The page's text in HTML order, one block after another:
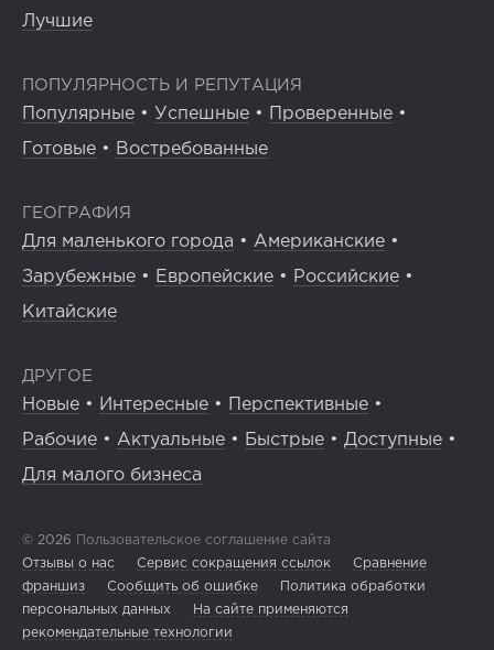
Лучшие
ПОПУЛЯРНОСТЬ И РЕПУТАЦИЯ
Популярные • Успешные • Проверенные •
Готовые • Востребованные
ГЕОГРАФИЯ
Для маленького города • Американские •
Зарубежные • Европейские • Российские •
Китайские
ДРУГОЕ
Новые • Интересные • Перспективные •
Рабочие • Актуальные • Быстрые • Доступные •
Для малого бизнеса
© 2026 Пользовательское соглашение сайта
Отзывы о нас
Сервис сокращения ссылок
Сравнение
франшиз
Сообщить об ошибке
Политика обработки
персональных данных
На сайте применяются
рекомендательные технологии